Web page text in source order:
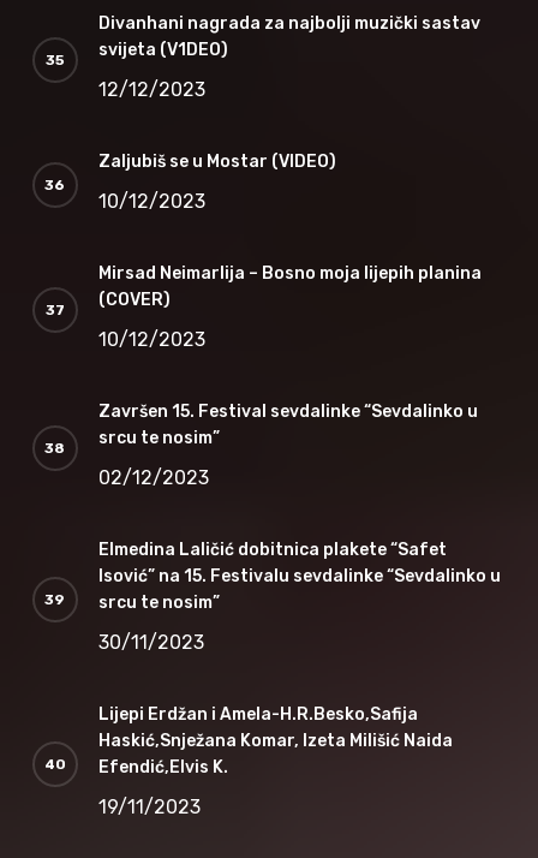
Divanhani nagrada za najbolji muzički sastav
svijeta (V1DEO)
12/12/2023
Zaljubiš se u Mostar (VIDEO)
10/12/2023
Mirsad Neimarlija – Bosno moja lijepih planina
(COVER)
10/12/2023
Završen 15. Festival sevdalinke “Sevdalinko u
srcu te nosim”
02/12/2023
Elmedina Laličić dobitnica plakete “Safet
Isović” na 15. Festivalu sevdalinke “Sevdalinko u
srcu te nosim”
30/11/2023
Lijepi Erdžan i Amela-H.R.Besko,Safija
Haskić,Snježana Komar, Izeta Milišić Naida
Efendić,Elvis K.
19/11/2023